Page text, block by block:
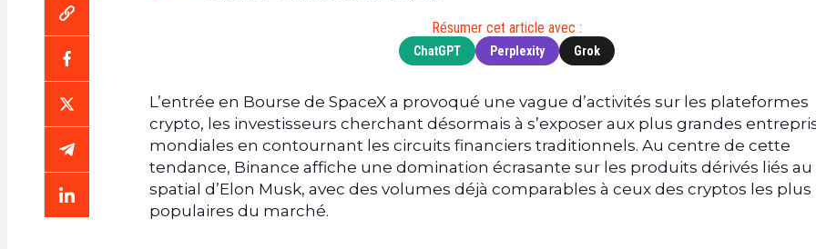
Résumer cet article avec :
ChatGPT Perplexity Grok
L’entrée en Bourse de SpaceX a provoqué une vague d’activités sur les plateformes
crypto, les investisseurs cherchant désormais à s’exposer aux plus grandes
mondiales en contournant les circuits financiers traditionnels. Au centre de cette
tendance, Binance affiche une domination écrasante sur les produits dérivés liés
spatial d’Elon Musk, avec des volumes déjà comparables à ceux des cryptos les plus
populaires du marché.